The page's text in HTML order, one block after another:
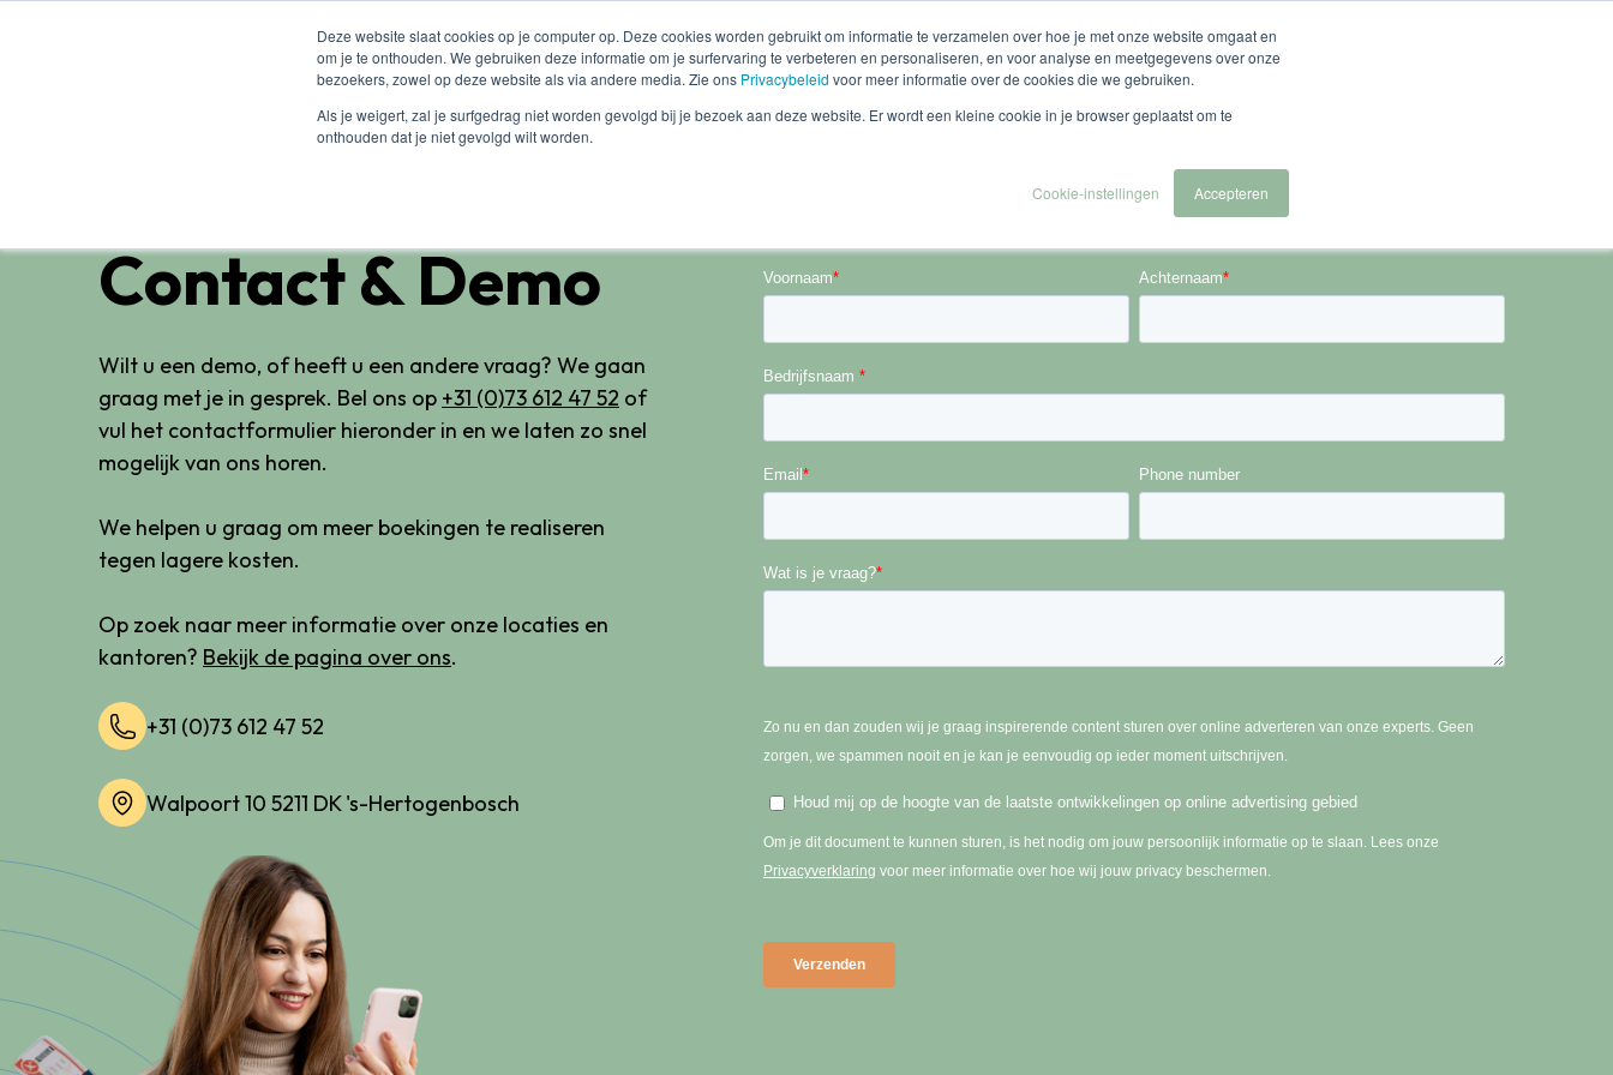
Deze website slaat cookies op je computer op. Deze cookies worden gebruikt om informatie te verzamelen over hoe je met onze website omgaat en
om je te onthouden. We gebruiken deze informatie om je surfervaring te verbeteren en personaliseren, en voor analyse en meetgegevens over onze
bezoekers, zowel op deze website als via andere media. Zie ons Privacybeleid voor meer informatie over de cookies die we gebruiken.
Als je weigert, zal je surfgedrag niet worden gevolgd bij je bezoek aan deze website. Er wordt een kleine cookie in je browser geplaatst om te
onthouden dat je niet gevolgd wilt worden.
Cookie-instellingen Accepteren
Home Oplossingen Kennis Cases Voor wie
Contact & Demo
Wilt u een demo, of heeft u een andere vraag? We gaan
graag met je in gesprek. Bel ons op +31 (0)73 612 47 52 of
vul het contactformulier hieronder in en we laten zo snel
mogelijk van ons horen.
We helpen u graag om meer boekingen te realiseren
tegen lagere kosten.
Op zoek naar meer informatie over onze locaties en
kantoren? Bekijk de pagina over ons.
+31 (0)73 612 47 52
Walpoort 10 5211 DK 's-Hertogenbosch
Voornaam* Achternaam*
Bedrijfsnaam *
Email * Phone number
Wat is je vraag?*
Zo nu en dan zouden wij je graag inspirerende content sturen over online adverteren van onze experts. Geen
zorgen, we spammen nooit en je kan je eenvoudig op ieder moment uitschrijven.
Houd mij op de hoogte van de laatste ontwikkelingen op online advertising gebied
Om je dit document te kunnen sturen, is het nodig om jouw persoonlijk informatie op te slaan. Lees onze
Privacyverklaring voor meer informatie over hoe wij jouw privacy beschermen.